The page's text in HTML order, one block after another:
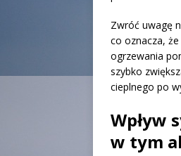
Zwróć uwagę
co oznacza,
ogrzewania
szybko
cieplnego po
Wpływ
w tym